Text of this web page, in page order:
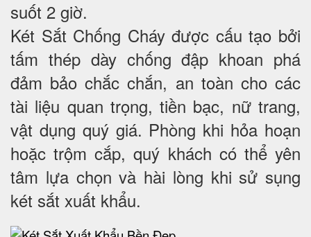
suốt 2 giờ.
Két Sắt Chống Cháy được cấu tạo bởi
tấm thép dày chống đập khoan phá
đảm bảo chắc chắn, an toàn cho các
tài liệu quan trọng, tiền bạc, nữ trang,
vật dụng quý giá. Phòng khi hỏa hoạn
hoặc trộm cắp, quý khách có thể yên
tâm lựa chọn và hài lòng khi sử sụng
két sắt xuất khẩu.